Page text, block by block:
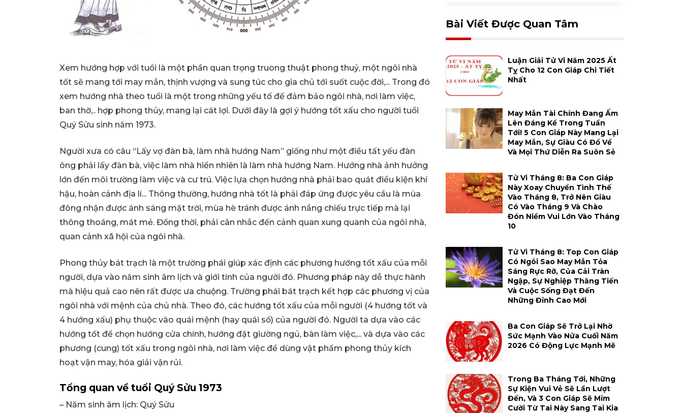
Xem hướng hợp với tuổi là một phần quan trọng truong thuật phong thuỷ, một ngôi nhà
tốt sẽ mang tới may mắn, thịnh vượng và sung túc cho gia chủ tới suốt cuộc đời,... Trong đó
xem hướng nhà theo tuổi là một trong những yếu tố để đảm bảo ngôi nhà, nơi làm việc,
ban thờ,.. hợp phong thủy, mang lại cát lợi. Dưới đây là gợi ý hướng tốt xấu cho người tuổi
Quý Sửu sinh năm 1973.
Người xưa có câu “Lấy vợ đàn bà, làm nhà hướng Nam” giống như một điều tất yếu đàn
ông phải lấy đàn bà, việc làm nhà hiển nhiên là làm nhà hướng Nam. Hướng nhà ảnh hưởng
lớn đến môi trường làm việc và cư trú. Việc lựa chọn hướng nhà phải bao quát điều kiện khí
hậu, hoàn cảnh địa lí... Thông thường, hướng nhà tốt là phải đáp ứng được yêu cầu là mùa
đông nhận được ánh sáng mặt trời, mùa hè tránh được ánh nắng chiếu trực tiếp mà lại
thông thoáng, mát mẻ. Đồng thời, phải cân nhắc đến cảnh quan xung quanh của ngôi nhà,
quan cảnh xã hội của ngôi nhà.
Phong thủy bát trạch là một trường phái giúp xác định các phương hướng tốt xấu của mỗi
người, dựa vào năm sinh âm lịch và giới tính của người đó. Phương pháp này dễ thực hành
mà hiệu quả cao nên rất được ưa chuộng. Trường phái bát trạch kết hợp các phương vị của
ngôi nhà với mệnh của chủ nhà. Theo đó, các hướng tốt xấu của mỗi người (4 hướng tốt và
4 hướng xấu) phụ thuộc vào quái mệnh (hay quái số) của người đó. Người ta dựa vào các
hướng tốt để chọn hướng cửa chính, hướng đặt giường ngủ, bàn làm việc,... và dựa vào các
phương (cung) tốt xấu trong ngôi nhà, nơi làm việc để dùng vật phẩm phong thủy kích
hoạt vận may, hóa giải vận rủi.
Tổng quan về tuổi Quý Sửu 1973
– Năm sinh âm lịch: Quý Sửu
Bài Viết Được Quan Tâm
Luận Giải Tử Vi Năm 2025 Ất
Tỵ Cho 12 Con Giáp Chi Tiết
Nhất
May Mắn Tài Chính Đang Ấm
Lên Đáng Kể Trong Tuần
Tới! 5 Con Giáp Này Mang Lại
May Mắn, Sự Giàu Có Đổ Về
Và Mọi Thứ Diễn Ra Suôn Sẻ
Tử Vi Tháng 8: Ba Con Giáp
Này Xoay Chuyển Tình Thế
Vào Tháng 8, Trở Nên Giàu
Có Vào Tháng 9 Và Chào
Đón Niềm Vui Lớn Vào Tháng
10
Tử Vi Tháng 8: Top Con Giáp
Có Ngôi Sao May Mắn Tỏa
Sáng Rực Rỡ, Của Cải Tràn
Ngập, Sự Nghiệp Thăng Tiến
Và Cuộc Sống Đạt Đến
Những Đỉnh Cao Mới
Ba Con Giáp Sẽ Trở Lại Nhờ
Sức Mạnh Vào Nửa Cuối Năm
2026 Có Động Lực Mạnh Mẽ
Trong Ba Tháng Tới, Những
Sự Kiện Vui Vẻ Sẽ Lần Lượt
Đến, Và 3 Con Giáp Sẽ Mỉm
Cười Từ Tai Này Sang Tai Kia